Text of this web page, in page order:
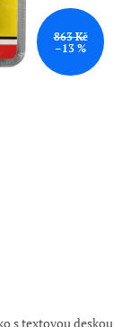
863 Kč
–13 %
s textovou deskou